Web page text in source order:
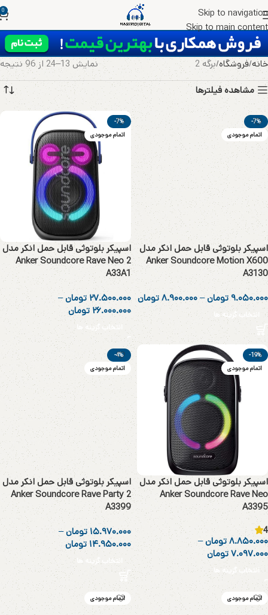
Skip to navigation
Skip to main content
0
خانه فروشگاه برگه 2 نمایش 13–24 از 96 نتیجه
مشاهده فیلترها
-7%
اتمام موجودی
اسپیکر بلوتوثی قابل حمل انکر مدل
Anker Soundcore Motion X600
A3130
۹.۰۵۰.۰۰۰تومان–۸.۹۰۰.۰۰۰تومان
انتخاب گزینه ها
-7%
اتمام موجودی
اسپیکر بلوتوثی قابل حمل انکر مدل
Anker Soundcore Rave Neo 2
A33A1
۲۷.۵۰۰.۰۰۰ تومان–
۲۶.۰۰۰.۰۰۰ تومان
انتخاب گزینه ها
-19%
اتمام موجودی
اسپیکر بلوتوثی قابل حمل انکر مدل
Anker Soundcore Rave Neo
A3395
4
۸.۸۵۰.۰۰۰تومان–
۷.۰۹۷.۰۰۰تومان
انتخاب گزینه ها
-4%
اتمام موجودی
اسپیکر بلوتوثی قابل حمل انکر مدل
Anker Soundcore Rave Party 2
A3399
۱۵.۹۷۰.۰۰۰ تومان–
۱۴.۹۵۰.۰۰۰ تومان
انتخاب گزینه ها
اتمام موجودی اتمام موجودی